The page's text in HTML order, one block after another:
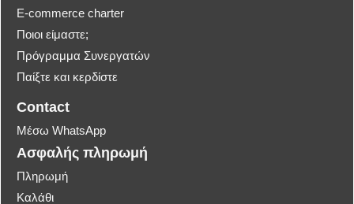
E-commerce charter
Ποιοι είμαστε;
Πρόγραμμα Συνεργατών
Παίξτε και κερδίστε
Contact
Μέσω WhatsApp
Ασφαλής πληρωμή
Πληρωμή
Καλάθι